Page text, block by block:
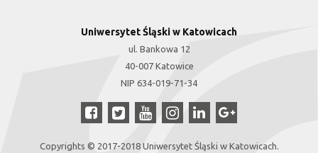
Uniwersytet Śląski w Katowicach
ul. Bankowa 12
40-007 Katowice
NIP 634-019-71-34
Copyrights © 2017-2018 Uniwersytet Śląski w Katowicach.